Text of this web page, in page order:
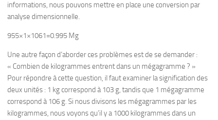
informations, nous pouvons mettre en place une conversion par
analyse dimensionnelle.
955×1×1061​=0.995 Mg
Une autre façon d’aborder ces problèmes est de se demander :
« Combien de kilogrammes entrent dans un mégagramme ? »
Pour répondre à cette question, il faut examiner la signification des
deux unités : 1 kg correspond à 103 g, tandis que 1 mégagramme
correspond à 106 g. Si nous divisons les mégagrammes par les
kilogrammes, nous voyons qu’il y a 1000 kilogrammes dans un